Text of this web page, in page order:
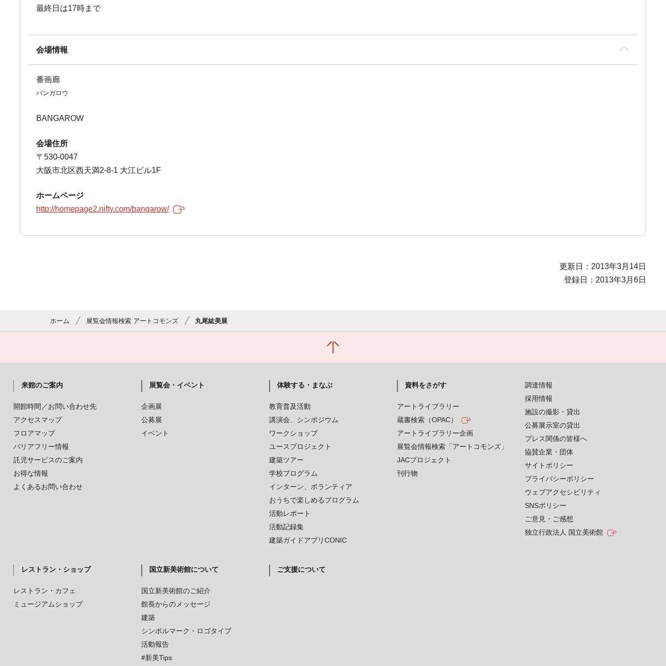
最終日は17時まで
会場情報
番画廊
バンガロウ
BANGAROW
会場住所
〒530-0047
大阪市北区西天満2-8-1 大江ビル1F
ホームページ
http://homepage2.nifty.com/bangarow/
更新日：2013年3月14日
登録日：2013年3月6日
ホーム 展覧会情報検索 アートコモンズ 丸尾紘美展
来館のご案内
開館時間／お問い合わせ先
アクセスマップ
フロアマップ
バリアフリー情報
託児サービスのご案内
お得な情報
よくあるお問い合わせ
展覧会・イベント
企画展
公募展
イベント
体験する・まなぶ
教育普及活動
講演会、シンポジウム
ワークショップ
ユースプロジェクト
建築ツアー
学校プログラム
インターン、ボランティア
おうちで楽しめるプログラム
活動レポート
活動記録集
建築ガイドアプリCONIC
資料をさがす
アートライブラリー
蔵書検索（OPAC）
アートライブラリー企画
展覧会情報検索「アートコモンズ」
JACプロジェクト
刊行物
レストラン・ショップ
レストラン・カフェ
ミュージアムショップ
国立新美術館について
国立新美術館のご紹介
館長からのメッセージ
建築
シンボルマーク・ロゴタイプ
活動報告
#新美Tips
ご支援について
調達情報
採用情報
施設の撮影・貸出
公募展示室の貸出
プレス関係の皆様へ
協賛企業・団体
サイトポリシー
プライバシーポリシー
ウェブアクセシビリティ
SNSポリシー
ご意見・ご感想
独立行政法人 国立美術館